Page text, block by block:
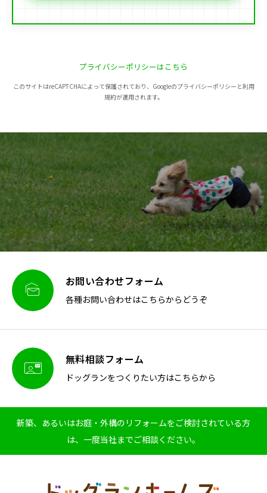
プライバシーポリシーはこちら
このサイトはreCAPTCHAによって保護されており、Googleのプライバシーポリシーと利用
規約が適用されます。
 お問い合わせフォーム
各種お問い合わせはこちらからどうぞ
 無料相談フォーム
ドッグランをつくりたい方はこちらから
新築、あるいはお庭・外構のリフォームをご検討されている方
は、一度当社までご相談ください。